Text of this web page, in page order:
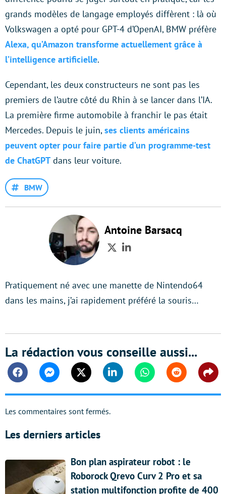
grands modèles de langage employés diffèrent : là où
Volkswagen a opté pour GPT-4 d’OpenAI, BMW préfère
Alexa, qu’Amazon transforme actuellement grâce à
l’intelligence artificielle.
Cependant, les deux constructeurs ne sont pas les
premiers de l’autre côté du Rhin à se lancer dans l’IA.
La première firme automobile à franchir le pas était
Mercedes. Depuis le juin,ses clients américains
peuvent opter pour faire partie d’un programme-test
de ChatGPT dans leur voiture.
BMW
Antoine Barsacq
TwitterLinkedIn
Pratiquement né avec une manette de Nintendo64
dans les mains, j’ai rapidement préféré la souris…
La rédaction vous conseille aussi...
FacebookMessengerTwitter Linkedin WhatsappReddit
Les commentaires sont fermés.
Les derniers articles
Bon plan aspirateur robot : le
Roborock Qrevo Curv 2 Pro et sa
station multifonction profite de 400